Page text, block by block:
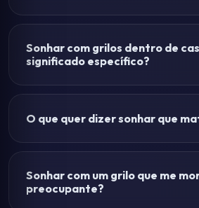
Sonhar com grilos dentro de
significado específico?
O que quer dizer sonhar que
Sonhar com um grilo que me
preocupante?